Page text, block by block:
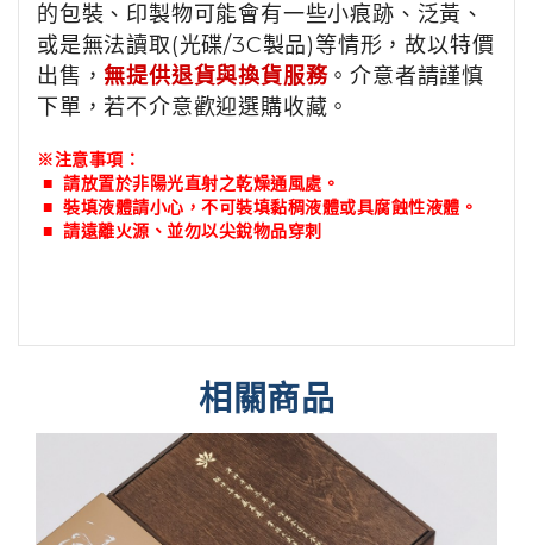
的包裝、印製物可能會有一些小痕跡、泛黃、
或是無法讀取(光碟/3C製品)等情形，故以特價
出售，無提供退貨與換貨服務。介意者請謹慎
下單，若不介意歡迎選購收藏。
※注意事項：
■ 請放置於非陽光直射之乾燥通風處。
■ 裝填液體請小心，不可裝填黏稠液體或具腐蝕性液體。
■ 請遠離火源、並勿以尖銳物品穿刺
相關商品